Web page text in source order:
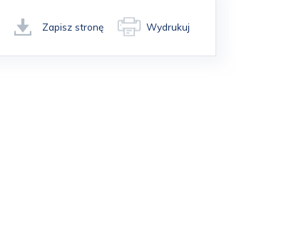
Zapisz stronę Wydrukuj